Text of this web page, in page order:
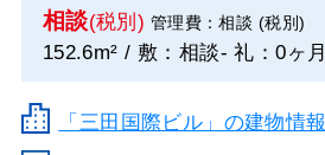
相談(税別) 管理費：相談 (税別)
152.6m² / 敷：相談- 礼：0ヶ月
「三田国際ビル」の建物情報